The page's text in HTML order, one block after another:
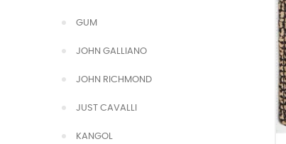
GUM
JOHN GALLIANO
JOHN RICHMOND
JUST CAVALLI
KANGOL